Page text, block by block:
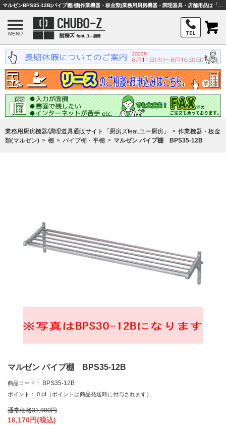
MENU
業務用厨房機器/調理道具通販サイト「厨房ズfeat.ユー厨房」
作業機器・板金
類(マルゼン)
棚 パイプ棚・平棚 マルゼン パイプ棚 BPS35-12B
マルゼン パイプ棚 BPS35-12B
商品コード： BPS35-12B
ポイント： 0 pt （ポイントは商品発送時に付与されます）
通常価格31,900円
16,170円(税込)